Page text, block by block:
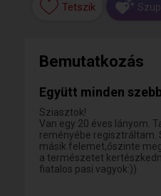
Tetszik
Bemutatkozás
Együtt minden
Sziasztok!
Van egy 20 éves lányom.
reményébe regisztráltam.
másik felemet,őszinte
a természetet
fiatalos pasi vagyok:))